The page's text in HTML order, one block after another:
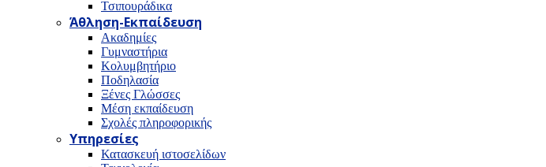
Τσιπουράδικα
Άθληση-Εκπαίδευση
Ακαδημίες
Γυμναστήρια
Κολυμβητήριο
Ποδηλασία
Ξένες Γλώσσες
Μέση εκπαίδευση
Σχολές πληροφορικής
Υπηρεσίες
Κατασκευή ιστοσελίδων